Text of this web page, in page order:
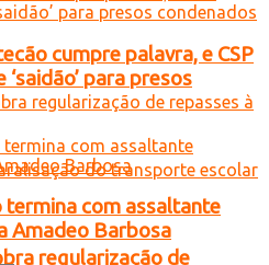
regularização de
cumpre palavra, e CSP
para presos
termina com assaltante
Amadeo Barbosa